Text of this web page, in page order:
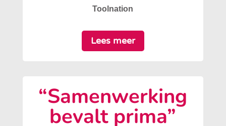
Toolnation
Lees meer
“Samenwerking
bevalt prima”